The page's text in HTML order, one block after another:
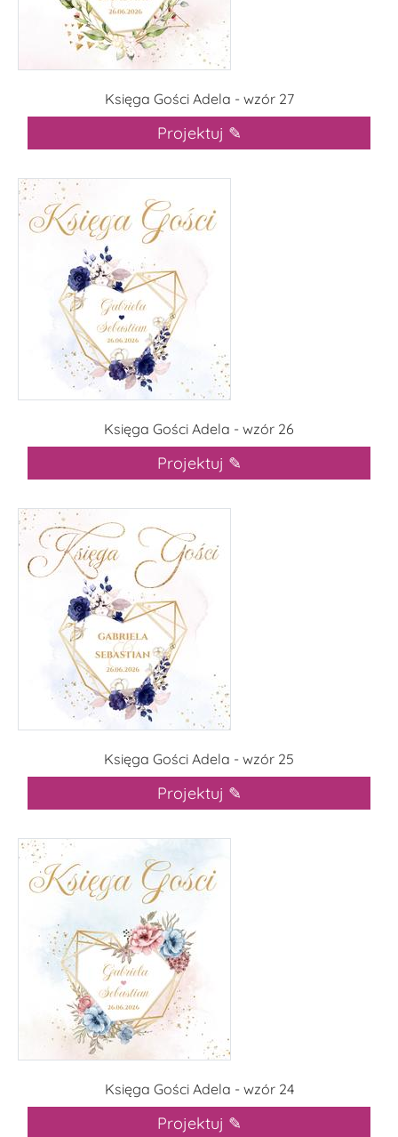
Księga Gości Adela - wzór 27
Projektuj ✎
Księga Gości Adela - wzór 26
Projektuj ✎
Księga Gości Adela - wzór 25
Projektuj ✎
Księga Gości Adela - wzór 24
Projektuj ✎